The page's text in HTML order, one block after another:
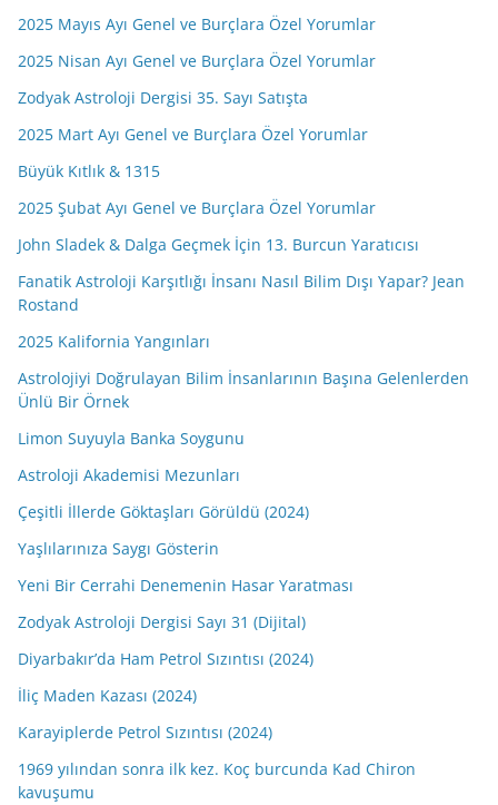
2025 Mayıs Ayı Genel ve Burçlara Özel Yorumlar
2025 Nisan Ayı Genel ve Burçlara Özel Yorumlar
Zodyak Astroloji Dergisi 35. Sayı Satışta
2025 Mart Ayı Genel ve Burçlara Özel Yorumlar
Büyük Kıtlık & 1315
2025 Şubat Ayı Genel ve Burçlara Özel Yorumlar
John Sladek & Dalga Geçmek İçin 13. Burcun Yaratıcısı
Fanatik Astroloji Karşıtlığı İnsanı Nasıl Bilim Dışı Yapar? Jean
Rostand
2025 Kalifornia Yangınları
Astrolojiyi Doğrulayan Bilim İnsanlarının Başına Gelenlerden
Ünlü Bir Örnek
Limon Suyuyla Banka Soygunu
Astroloji Akademisi Mezunları
Çeşitli İllerde Göktaşları Görüldü (2024)
Yaşlılarınıza Saygı Gösterin
Yeni Bir Cerrahi Denemenin Hasar Yaratması
Zodyak Astroloji Dergisi Sayı 31 (Dijital)
Diyarbakır’da Ham Petrol Sızıntısı (2024)
İliç Maden Kazası (2024)
Karayiplerde Petrol Sızıntısı (2024)
1969 yılından sonra ilk kez. Koç burcunda Kad Chiron
kavuşumu